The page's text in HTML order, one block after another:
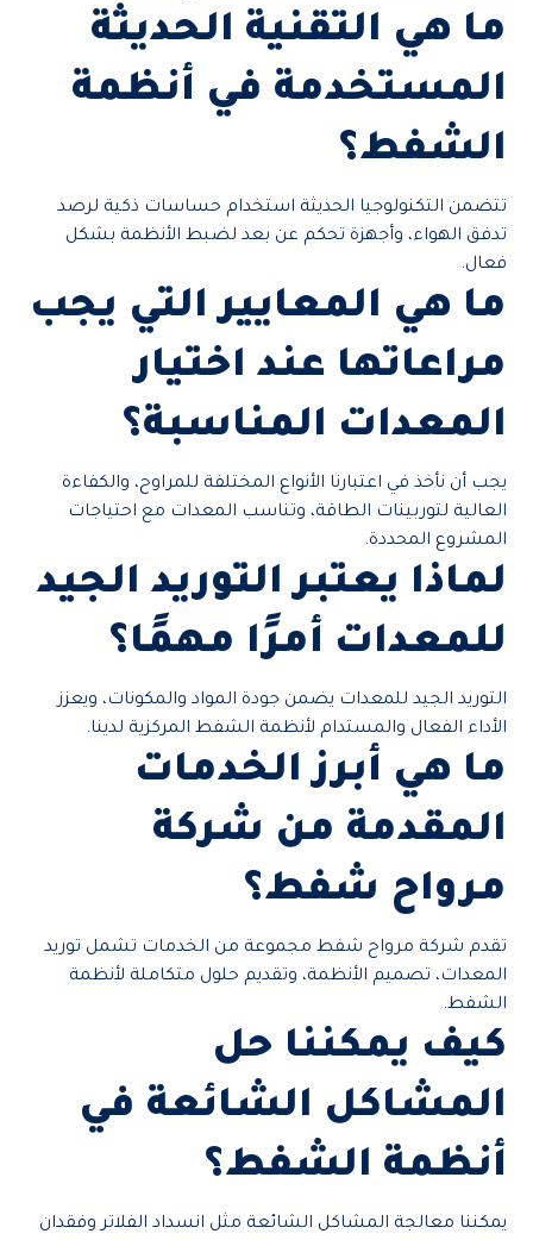
ما هي التقنية الحديثة
المستخدمة في أنظمة
الشفط؟
تتضمن التكنولوجيا الحديثة استخدام حساسات ذكية لرصد
تدفق الهواء، وأجهزة تحكم عن بعد لضبط الأنظمة بشكل
فعال.
ما هي المعايير التي يجب
مراعاتها عند اختيار
المعدات المناسبة؟
يجب أن نأخذ في اعتبارنا الأنواع المختلفة للمراوح، والكفاءة
العالية لتوربينات الطاقة، وتناسب المعدات مع احتياجات
المشروع المحددة.
لماذا يعتبر التوريد الجيد
للمعدات أمرًا مهمًا؟
التوريد الجيد للمعدات يضمن جودة المواد والمكونات، ويعزز
الأداء الفعال والمستدام لأنظمة الشفط المركزية لدينا.
ما هي أبرز الخدمات
المقدمة من شركة
مرواح شفط؟
تقدم شركة مرواح شفط مجموعة من الخدمات تشمل توريد
المعدات، تصميم الأنظمة، وتقديم حلول متكاملة لأنظمة
الشفط.
كيف يمكننا حل
المشاكل الشائعة في
أنظمة الشفط؟
يمكننا معالجة المشاكل الشائعة مثل انسداد الفلاتر وفقدان